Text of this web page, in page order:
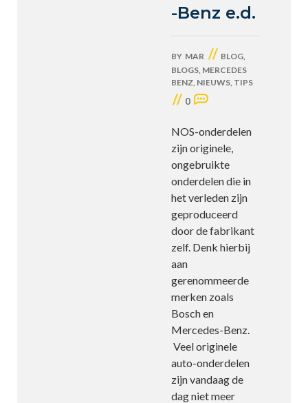
-Benz e.d.
BY MAR // BLOG,
BLOGS, MERCEDES
BENZ, NIEUWS, TIPS
// 0
NOS-onderdelen
zijn originele,
ongebruikte
onderdelen die in
het verleden zijn
geproduceerd
door de fabrikant
zelf. Denk hierbij
aan
gerenommeerde
merken zoals
Bosch en
Mercedes-Benz.
Veel originele
auto-onderdelen
zijn vandaag de
dag niet meer